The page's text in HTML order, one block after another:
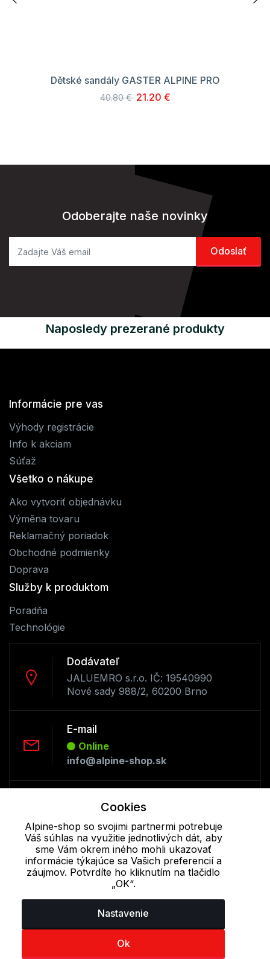
Dětské sandály GASTER ALPINE PRO
40.80 € 21.20 €
Odoberajte naše novinky
Naposledy prezerané produkty
Informácie pre vas
Výhody registrácie
Info k akciam
Súťaž
Všetko o nákupe
Ako vytvoriť objednávku
Výměna tovaru
Reklamačný poriadok
Obchodné podmienky
Doprava
Služby k produktom
Poradňa
Technológie
Dodávateľ
JALUEMRO s.r.o. IČ: 19540990
Nové sady 988/2, 60200 Brno
E-mail
Online
info@alpine-shop.sk
Offline
+421 277 270 053
Cookie - podrobné nastavenie| Ďalšie informácie|Spracovanie
osobných údajov
Cookies
Alpine-shop so svojimi partnermi potrebuje
Váš súhlas na využitie jednotlivých dát, aby
sme Vám okrem iného mohli ukazovať
informácie týkajúce sa Vašich preferencií a
záujmov. Potvrdíte ho kliknutím na tlačidlo
„OK“.
Nastavenie
Ok